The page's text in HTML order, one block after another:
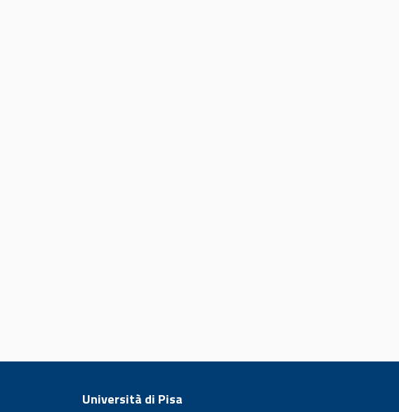
Università di Pisa